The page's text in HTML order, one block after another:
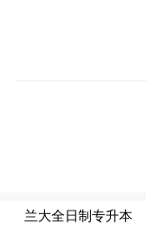
但他拒绝透露